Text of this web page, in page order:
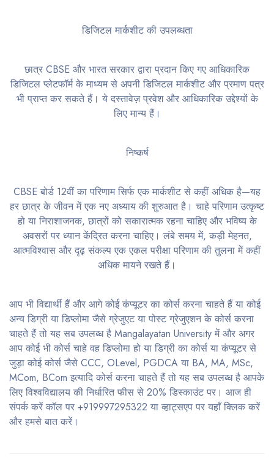
डिजिटल मार्कशीट की उपलब्धता
छात्र CBSE और भारत सरकार द्वारा प्रदान किए गए आधिकारिक
डिजिटल प्लेटफॉर्म के माध्यम से अपनी डिजिटल मार्कशीट और प्रमाण पत्र
भी प्राप्त कर सकते हैं। ये दस्तावेज़ प्रवेश और आधिकारिक उद्देश्यों के
लिए मान्य हैं।
निष्कर्ष
CBSE बोर्ड 12वीं का परिणाम सिर्फ एक मार्कशीट से कहीं अधिक है—यह
हर छात्र के जीवन में एक नए अध्याय की शुरुआत है। चाहे परिणाम उत्कृष्ट
हो या निराशाजनक, छात्रों को सकारात्मक रहना चाहिए और भविष्य के
अवसरों पर ध्यान केंद्रित करना चाहिए। लंबे समय में, कड़ी मेहनत,
आत्मविश्वास और दृढ़ संकल्प एक एकल परीक्षा परिणाम की तुलना में कहीं
अधिक मायने रखते हैं।
आप भी विद्यार्थी हैं और आगे कोई कंप्यूटर का कोर्स करना चाहते हैं या कोई
अन्य डिग्री या डिप्लोमा जैसे ग्रेजुएट या पोस्ट ग्रेजुएशन के कोर्स करना
चाहते हैं तो यह सब उपलब्ध है Mangalayatan University में और अगर
आप कोई भी कोर्स चाहे वह डिप्लोमा हो या डिग्री का कोर्स या कंप्यूटर से
जुड़ा कोई कोर्स जैसे CCC, OLevel, PGDCA या BA, MA, MSc,
MCom, BCom इत्यादि कोर्स करना चाहते हैं तो यह सब उपलब्ध है आपके
लिए विश्वविद्यालय की निर्धारित फीस से 20% डिस्काउंट पर। आज ही
संपर्क करें कॉल पर +919997295322 या व्हाट्सएप पर यहाँ क्लिक करें
और हमसे बात करें।